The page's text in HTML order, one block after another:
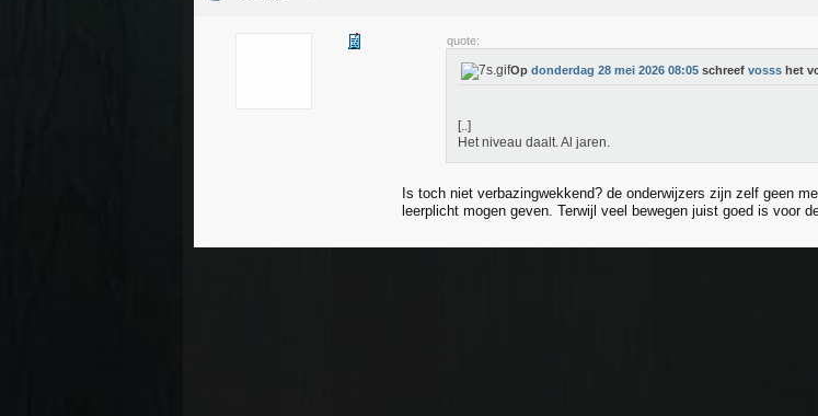
quote:
Op donderdag 28 mei 2026 08:05 schreef vosss het
[..]
Het niveau daalt. Al jaren.
Is toch niet verbazingwekkend? de onderwijzers zijn zelf geen
leerplicht mogen geven. Terwijl veel bewegen juist goed is voor